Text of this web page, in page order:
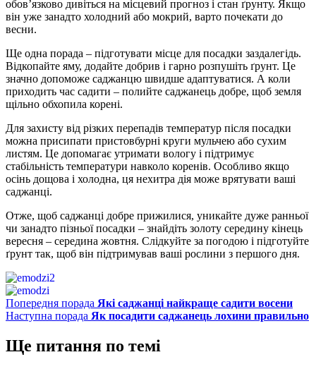
обов’язково дивіться на місцевий прогноз і стан ґрунту. Якщо
він уже занадто холодний або мокрий, варто почекати до
весни.
Ще одна порада – підготувати місце для посадки заздалегідь.
Відкопайте яму, додайте добрив і гарно розпушіть ґрунт. Це
значно допоможе саджанцю швидше адаптуватися. А коли
приходить час садити – полийте саджанець добре, щоб земля
щільно обхопила корені.
Для захисту від різких перепадів температур після посадки
можна присипати пристовбурні круги мульчею або сухим
листям. Це допомагає утримати вологу і підтримує
стабільність температури навколо коренів. Особливо якщо
осінь дощова і холодна, ця нехитра дія може врятувати ваші
саджанці.
Отже, щоб саджанці добре прижилися, уникайте дуже ранньої
чи занадто пізньої посадки – знайдіть золоту середину кінець
вересня – середина жовтня. Слідкуйте за погодою і підготуйте
ґрунт так, щоб він підтримував ваші рослини з першого дня.
Попередня порада Які саджанці найкраще садити восени
Наступна порада Як посадити саджанець лохини правильно
Ще питання по темі